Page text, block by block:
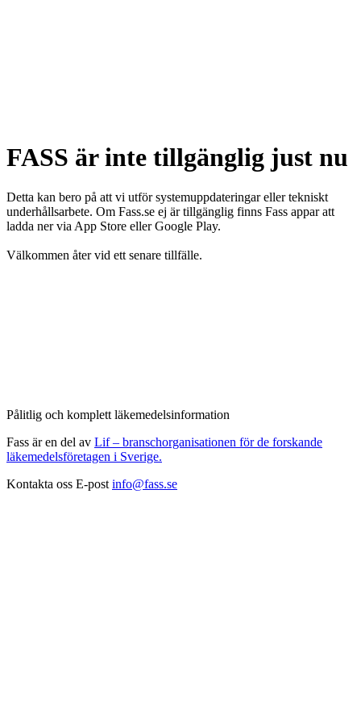
FASS är inte tillgänglig just nu
Detta kan bero på att vi utför systemuppdateringar eller tekniskt
underhållsarbete. Om Fass.se ej är tillgänglig finns Fass appar att
ladda ner via App Store eller Google Play.
Välkommen åter vid ett senare tillfälle.
Pålitlig och komplett läkemedelsinformation
Fass är en del av Lif – branschorganisationen för de forskande
läkemedelsföretagen i Sverige.
Kontakta oss E-post info@fass.se